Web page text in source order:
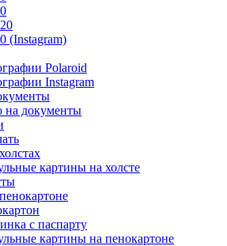
(Instagram)
Polaroid
Instagram
на документы
картины на холсте
с паспарту
картины на пенокартоне